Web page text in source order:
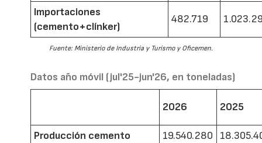
Importaciones
(cemento+clínker)
482.719
Fuente: Ministerio de Industria y Turismo y Oficemen.
Datos año móvil (jul'25-jun'26, en toneladas)
2026 2025
Producción cemento 19.540.280